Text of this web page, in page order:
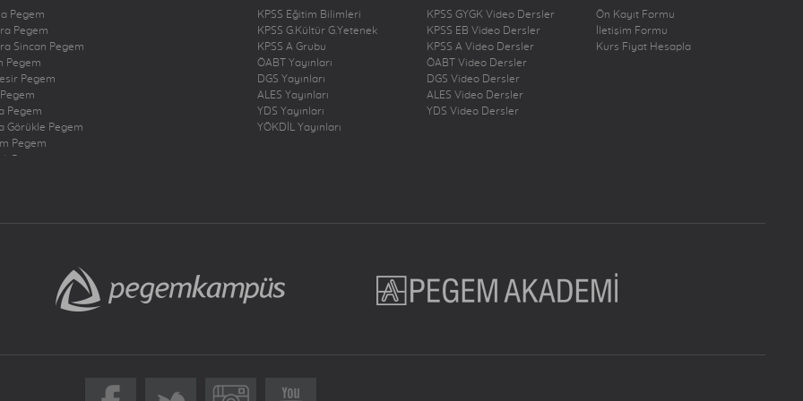
Pegem
Pegem
Sincan Pegem
Pegem
Pegem
Pegem
Görükle Pegem
Pegem
Pegem
Pegem
Dörtyol Pegem
Bakırköy Pegem
Pendik Pegem
KPSS Eğitim Bilimleri
KPSS G.Kültür G.Yetenek
KPSS A Grubu
ÖABT Yayınları
DGS Yayınları
ALES Yayınları
YDS Yayınları
YÖKDİL Yayınları
KPSS GYGK Video Dersler
KPSS EB Video Dersler
KPSS A Video Dersler
ÖABT Video Dersler
DGS Video Dersler
ALES Video Dersler
YDS Video Dersler
Ön Kayıt Formu
İletişim Formu
Kurs Fiyat Hesapla